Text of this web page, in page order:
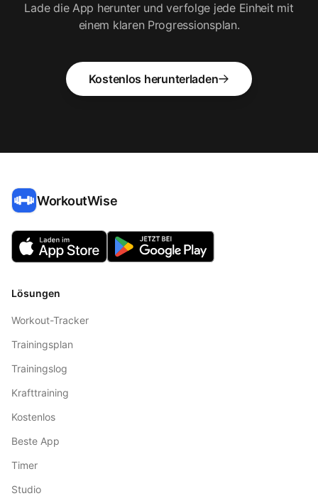
Lade die App herunter und verfolge jede Einheit mit
einem klaren Progressionsplan.
Kostenlos herunterladen
WorkoutWise
Lösungen
Workout-Tracker
Trainingsplan
Trainingslog
Krafttraining
Kostenlos
Beste App
Timer
Studio